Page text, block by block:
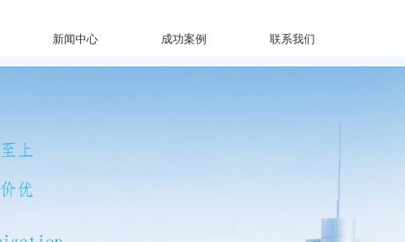
新闻中心 成功案例 联系我们